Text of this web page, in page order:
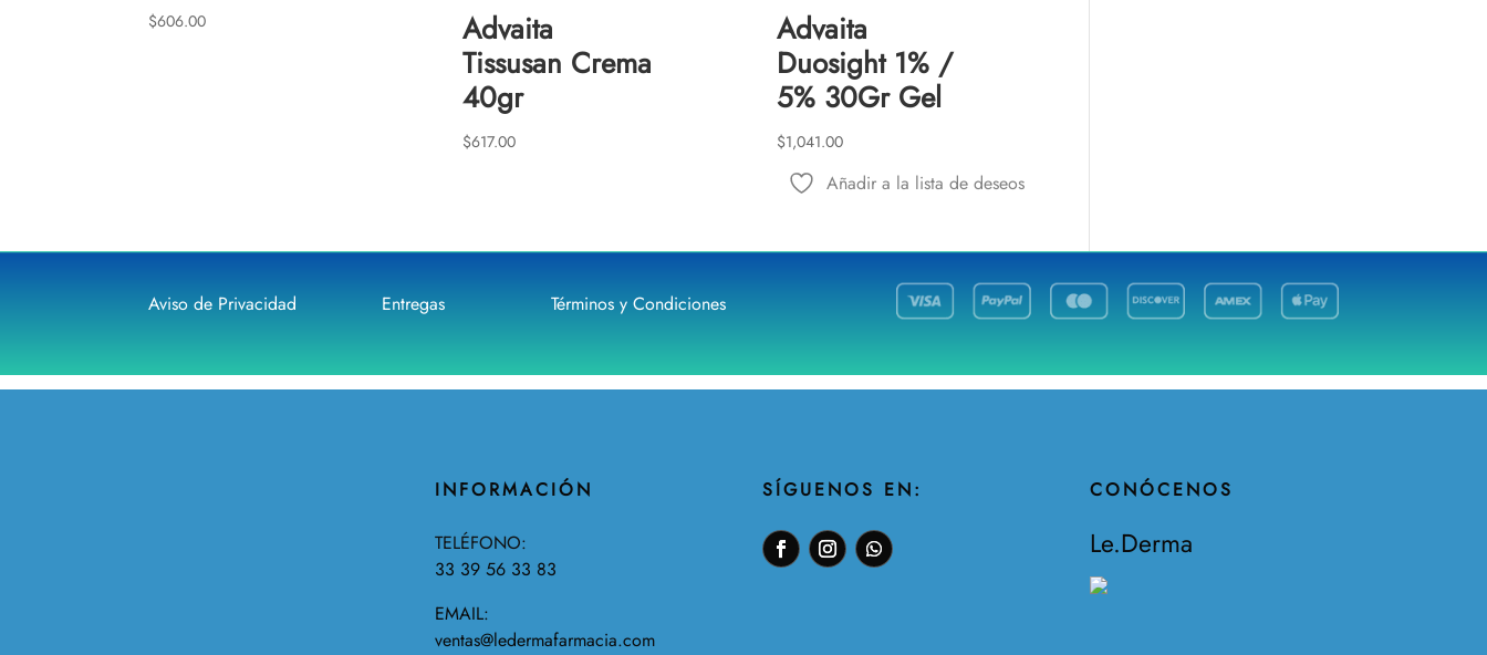
Añadir a la lista de deseos
$606.00
Advaita
Tissusan Crema
40gr
$617.00
Advaita
Duosight 1% /
5% 30Gr Gel
$1,041.00
Aviso de Privacidad Entregas Términos y Condiciones
INFORMACIÓN
TELÉFONO:
33 39 56 33 83
EMAIL:
ventas@ledermafarmacia.com
SÍGUENOS EN: CONÓCENOS
Le.Derma